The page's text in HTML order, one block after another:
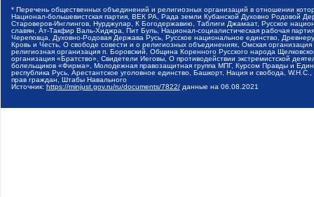
* Перечень общественных объединений и религиозных организаций в отношении
Национал-большевистская партия, ВЕК РА, Рада земли Кубанской Духовно Родовой
Староверов-Инглингов, Нурджулар, К Богодержавию, Таблиги Джамаат, Русское
славян, Ат-Такфир Валь-Хиджра, Пит Буль, Национал-социалистическая рабочая
Череповца, Духовно-Родовая Держава Русь, Русское национальное единство,
Кровь и Честь, О свободе совести и о религиозных объединениях, Омская
религиозная организация п. Боровский, Община Коренного Русского народа
организация «Братство», Свидетели Иеговы, О противодействии экстремистской
болельщиков «Фирма», Молодежная правозащитная группа МПГ, Курсом Правды и
республика Русь, Арестантское уголовное единство, Башкорт, Нация и свобода,
прав граждан, Штабы Навального
Источник: https://minjust.gov.ru/ru/documents/7822/ данные на 06.08.2021